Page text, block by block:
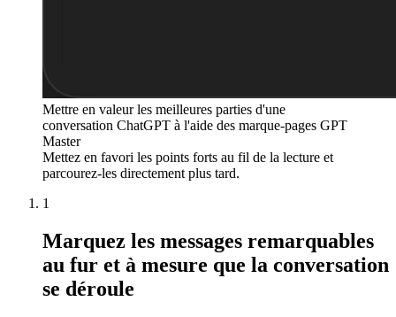
Mettre en valeur les meilleures parties d'une
conversation ChatGPT à l'aide des marque-pages GPT
Master
Mettez en favori les points forts au fil de la lecture et
parcourez-les directement plus tard.
1
Marquez les messages remarquables
au fur et à mesure que la conversation
se déroule